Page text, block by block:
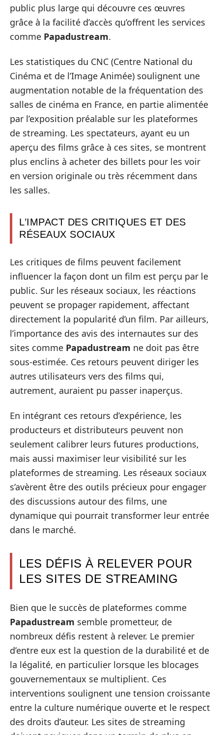
public plus large qui découvre ces œuvres
grâce à la facilité d’accès qu’offrent les services
comme Papadustream.
Les statistiques du CNC (Centre National du
Cinéma et de l’Image Animée) soulignent une
augmentation notable de la fréquentation des
salles de cinéma en France, en partie alimentée
par l’exposition préalable sur les plateformes
de streaming. Les spectateurs, ayant eu un
aperçu des films grâce à ces sites, se montrent
plus enclins à acheter des billets pour les voir
en version originale ou très récemment dans
les salles.
L’IMPACT DES CRITIQUES ET DES
RÉSEAUX SOCIAUX
Les critiques de films peuvent facilement
influencer la façon dont un film est perçu par le
public. Sur les réseaux sociaux, les réactions
peuvent se propager rapidement, affectant
directement la popularité d’un film. Par ailleurs,
l’importance des avis des internautes sur des
sites comme Papadustream ne doit pas être
sous-estimée. Ces retours peuvent diriger les
autres utilisateurs vers des films qui,
autrement, auraient pu passer inaperçus.
En intégrant ces retours d’expérience, les
producteurs et distributeurs peuvent non
seulement calibrer leurs futures productions,
mais aussi maximiser leur visibilité sur les
plateformes de streaming. Les réseaux sociaux
s’avèrent être des outils précieux pour engager
des discussions autour des films, une
dynamique qui pourrait transformer leur entrée
dans le marché.
LES DÉFIS À RELEVER POUR
LES SITES DE STREAMING
Bien que le succès de plateformes comme
Papadustream semble prometteur, de
nombreux défis restent à relever. Le premier
d’entre eux est la question de la durabilité et de
la légalité, en particulier lorsque les blocages
gouvernementaux se multiplient. Ces
interventions soulignent une tension croissante
entre la culture numérique ouverte et le respect
des droits d’auteur. Les sites de streaming